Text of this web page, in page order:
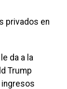
privados en
da a la
Trump
ingresos